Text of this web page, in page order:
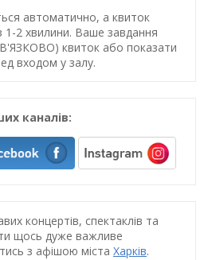
автоматично, а квиток
2 хвилини. Ваше завдання
квиток або показати
входом у залу.
каналів:
концертів, спектаклів та
щось дуже важливе
з афішою міста Харків.